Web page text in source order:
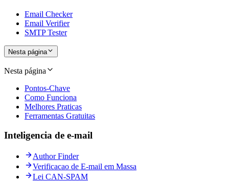
Email Checker
Email Verifier
SMTP Tester
Nesta página
Nesta página
Pontos-Chave
Como Funciona
Melhores Praticas
Ferramentas Gratuitas
Inteligencia de e-mail
Author Finder
Verificacao de E-mail em Massa
Lei CAN-SPAM